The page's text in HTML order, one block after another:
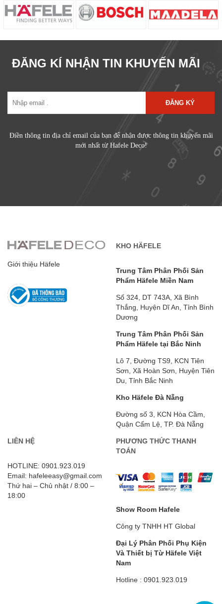
ĐĂNG KÍ NHẬN TIN KHUYẾN MÃI
ĐĂNG KÝ
Điền thông tin địa chỉ email của bạn để nhận được thông tin khuyến mãi
mới nhất từ Hafele Deco!
Giới thiệu Häfele
KHO HÄFELE
Trung Tâm Phân Phối Sản
Phẩm Häfele Miền Nam
Số 324, DT 743A, Xã Bình
Thắng, Huyện Dĩ An, Tỉnh Bình
Dương
Trung Tâm Phân Phối Sản
Phẩm Häfele tại Bắc Ninh
Lô 7, Đường TS9, KCN Tiên
Sơn, Xã Hoàn Sơn, Huyện Tiên
Du, Tỉnh Bắc Ninh
Kho Häfele Đà Nẵng
Đường số 3, KCN Hòa Cầm,
Quận Cẩm Lệ, TP. Đà Nẵng
LIÊN HỆ
HOTLINE: 0901.923.019
Email: hafeleeasy@gmail.com
Thứ hai – Chủ nhật / 8:00 –
18:00
PHƯƠNG THỨC THANH
TOÁN
Show Room Hafele
Công ty TNHH HT Global
Đại Lý Phân Phối Phụ Kiện
Và Thiết bị Từ Häfele Việt
Nam
Hotline : 0901.923.019